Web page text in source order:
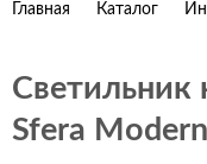
Главная Каталог
Светильник
Sfera